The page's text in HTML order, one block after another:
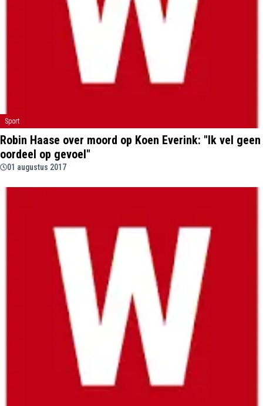
Sport
Robin Haase over moord op Koen Everink: "Ik vel geen
oordeel op gevoel"
01 augustus 2017